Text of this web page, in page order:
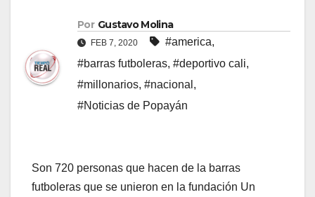
Por Gustavo Molina
FEB 7, 2020 #america,
#barras futboleras, #deportivo cali,
#millonarios, #nacional ,
#Noticias de Popayán
Son 720 personas que hacen de la barras
futboleras que se unieron en la fundación Un